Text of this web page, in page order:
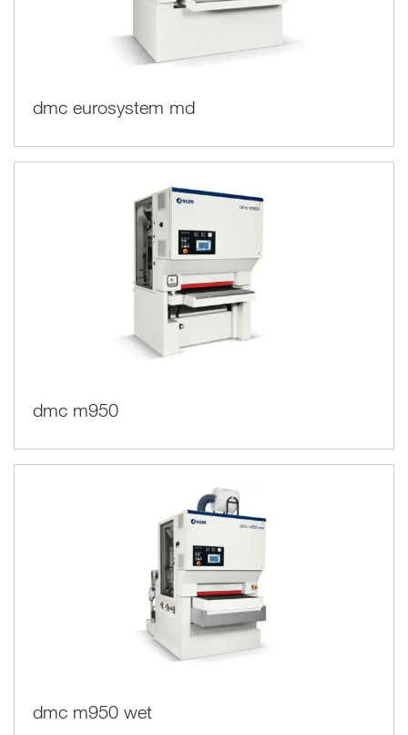
dmc eurosystem md
dmc m950
dmc m950 wet